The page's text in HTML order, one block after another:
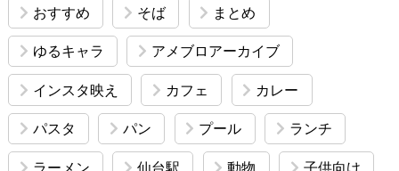
おすすめ そば
まとめ
ゆるキャラ
アメブロアーカイブ
インスタ映え
カフェ
カレー
パスタ
パン プール
ランチ